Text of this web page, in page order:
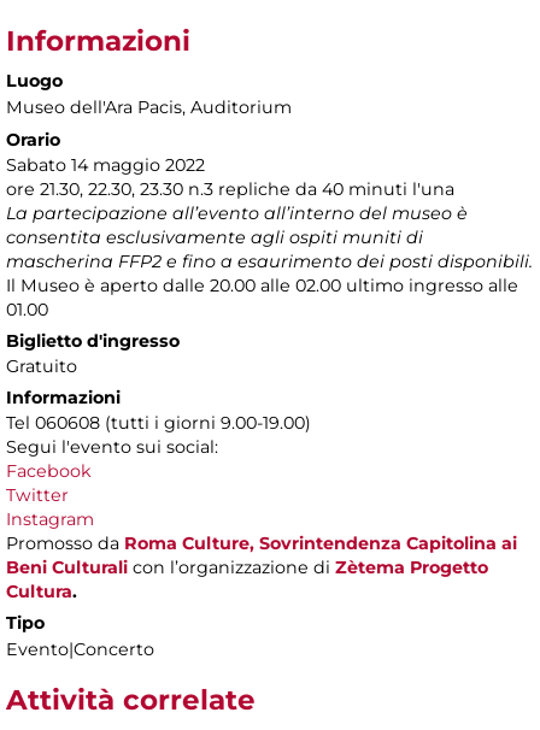
Informazioni
Luogo
Museo dell'Ara Pacis, Auditorium
Orario
Sabato 14 maggio 2022
ore 21.30, 22.30, 23.30 n.3 repliche da 40 minuti l'una
La partecipazione all’evento all’interno del museo è
consentita esclusivamente agli ospiti muniti di
mascherina FFP2 e fino a esaurimento dei posti disponibili.
Il Museo è aperto dalle 20.00 alle 02.00 ultimo ingresso alle
01.00
Biglietto d'ingresso
Gratuito
Informazioni
Tel 060608 (tutti i giorni 9.00-19.00)
Segui l'evento sui social:
Facebook
Twitter
Instagram
Promosso da Roma Culture, Sovrintendenza Capitolina ai
Beni Culturali con l’organizzazione di Zètema Progetto
Cultura.
Tipo
Evento|Concerto
Attività correlate